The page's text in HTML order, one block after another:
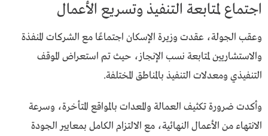
اجتماع لمتابعة التنفيذ وتسريع الأعمال
وعقب الجولة، عقدت وزيرة الإسكان اجتماعًا مع الشركات المنفذة
والاستشاريين لمتابعة نسب الإنجاز، حيث تم استعراض الموقف
التنفيذي ومعدلات التنفيذ بالمناطق المختلفة.
وأكدت ضرورة تكثيف العمالة والمعدات بالمواقع المتأخرة، وسرعة
الانتهاء من الأعمال النهائية، مع الالتزام الكامل بمعايير الجودة